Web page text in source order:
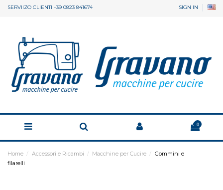
SERVIIZO CLIENTI +39 0823 841674 SIGN IN
0
Home Accessori e Ricambi Macchine per Cucire
Gommini e
filarelli